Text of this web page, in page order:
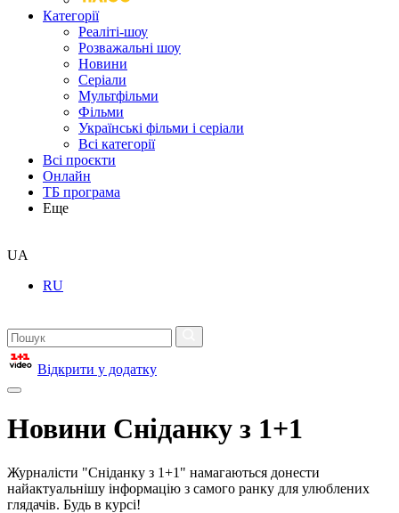
Категорії
Реаліті-шоу
Розважальні шоу
Новини
Серіали
Мультфільми
Фільми
Українські фільми і серіали
Всі категорії
Всі проєкти
Онлайн
ТБ програма
Еще
UA
RU
Відкрити у додатку
Новини Сніданку з 1+1
Журналісти "Сніданку з 1+1" намагаються донести
найактуальнішу інформацію з самого ранку для улюблених
глядачів. Будь в курсі!